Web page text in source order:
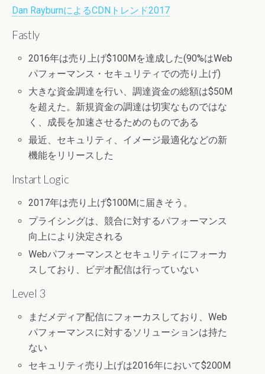
Dan RayburnによるCDNトレンド2017
Fastly
2016年は売り上げ$100Mを達成した(90%はWeb
パフォーマンス・セキュリティでの売り上げ)
大きな資金調達を行い、調達資金の総額は$50M
を超えた。新規資金の調達は切実なものではな
く、成長を加速させるためのものである
最近、セキュリティ、イメージ最適化などの新
機能をリリースした
Instart Logic
2017年は売り上げ$100Mに届きそう。
プライシングは、競合に対するパフォーマンス
向上により決定される
Webパフォーマンスとセキュリティにフォーカ
スしており、ビデオ配信は行っていない
Level 3
まだメディア配信にフォーカスしており、Web
パフォーマンスに対するソリューションは持た
ない
セキュリティ売り上げは2016年において$200M